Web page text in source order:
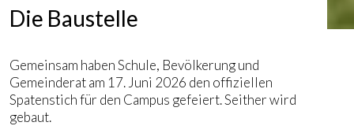
Die Baustelle
Gemeinsam haben Schule, Bevölkerung und
Gemeinderat am 17. Juni 2026 den offiziellen
Spatenstich für den Campus gefeiert. Seither wird
gebaut.